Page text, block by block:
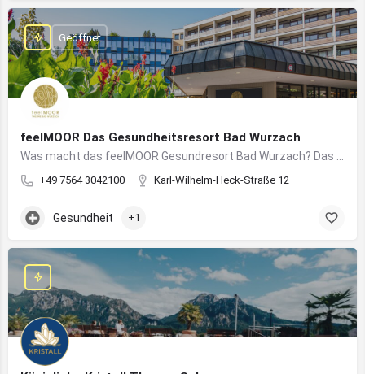
feelMOOR Das Gesundheitsresort Bad Wurzach
+49 7564 3042100 Karl-Wilhelm-Heck-Straße 12
Geöffnet
Gesundheit +1